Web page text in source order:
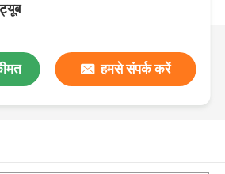
हमसे संपर्क करें